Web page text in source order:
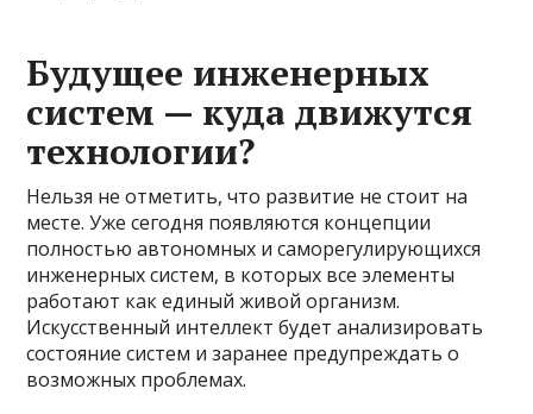
Будущее инженерных
систем — куда движутся
технологии?
Нельзя не отметить, что развитие не стоит на
месте. Уже сегодня появляются концепции
полностью автономных и саморегулирующихся
инженерных систем, в которых все элементы
работают как единый живой организм.
Искусственный интеллект будет анализировать
состояние систем и заранее предупреждать о
возможных проблемах.